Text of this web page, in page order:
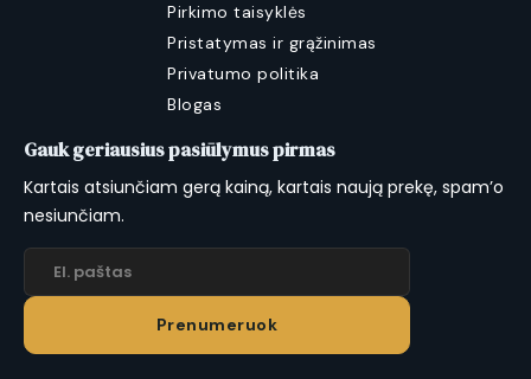
Pirkimo taisyklės
Pristatymas ir grąžinimas
Privatumo politika
Blogas
Gauk geriausius pasiūlymus pirmas
Kartais atsiunčiam gerą kainą, kartais naują prekę, spam’o
nesiunčiam.
Prenumeruok